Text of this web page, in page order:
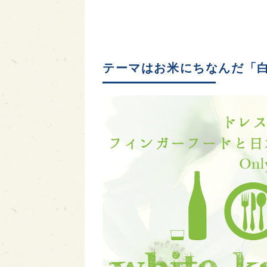
テーマはお米にちなんだ「